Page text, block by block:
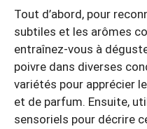
Tout d’abord, pour
subtiles et les arômes
entraînez-vous à
poivre dans diverses
variétés pour apprécier
et de parfum. Ensuite,
sensoriels pour décrire